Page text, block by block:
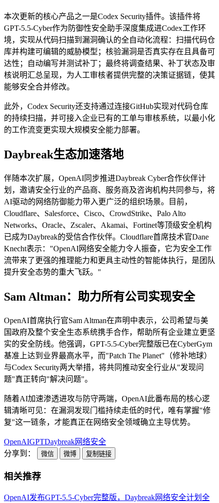
本次更新的核心产品之一是Codex Security插件。该插件将
GPT-5.5-Cyber作为防御性安全助手深度集成进Codex工作环
境，实现从代码扫描到漏洞确认的全自动化流程：扫描代码仓
库并构建可编辑的威胁模型；核验漏洞是否真实存在且具备可
达性；自动编写并测试补丁；最终将调查结果、补丁状态及审
核说明汇总呈现，为人工审核者提供完整的决策证据链，使其
能够安全合并修改。
此外，Codex Security还支持通过连接GitHub实现对代码仓库
的持续扫描，并可接入企业已有的工单与审核系统，以最小化
的工作流变更实现大规模安全能力部署。
Daybreak生态加速落地
伴随本次扩展，OpenAI同步推进Daybreak Cyber合作伙伴计
划，邀请安全行业的产品商、服务商及咨询机构共同参与，将
AI驱动的网络防御能力带入更广泛的组织场景。目前，
Cloudflare、Salesforce、Cisco、CrowdStrike、Palo Alto
Networks、Oracle、Zscaler、Akamai、Fortinet等顶级安全机构
已成为Daybreak的受信合作伙伴。Cloudflare首席技术官Dane
Knecht表示："OpenAI网络安全能力令人振奋，它为安全工作
流带来了更强的推理能力和更具主动性的智能体执行，是团队
提升安全态势的重大飞跃。"
Sam Altman：助力所有公司实现安全
OpenAI首席执行官Sam Altman在声明中表示，公司希望与美
国政府及整个安全生态系统携手合作，帮助所有企业建立更坚
实的安全防线。他强调，GPT-5.5-Cyber完整版已在CyberGym
基准上达到业界最高水平，而"Patch The Planet"（修补地球）
与Codex Security两大举措，将共同推动安全行业从"发现问
题"真正转向"解决问题"。
随着AI加速渗透进攻与防守两端，OpenAI此番布局的核心逻
辑清晰可见：在漏洞发现门槛持续走低的时代，唯有掌握"修
复"这一链条，才能真正在网络安全领域确立主导优势。
OpenAIGPTDaybreak网络安全
分享到：
微信 微博 复制链接
相关推荐
OpenAI发布GPT-5.5-Cyber完整版，Daybreak网络安全计划全